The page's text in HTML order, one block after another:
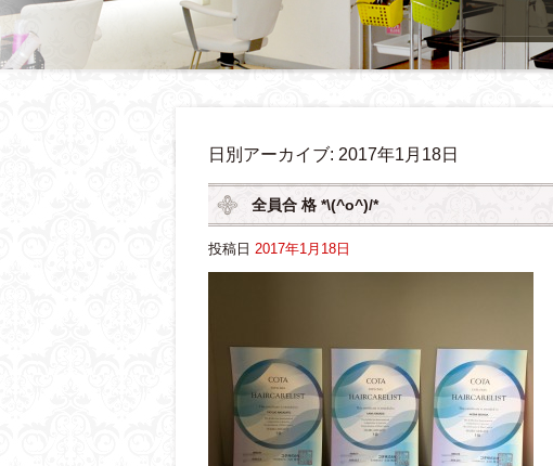
日別アーカイブ: 2017年1月18日
全員合 格 *\(^o^)/*
投稿日 2017年1月18日